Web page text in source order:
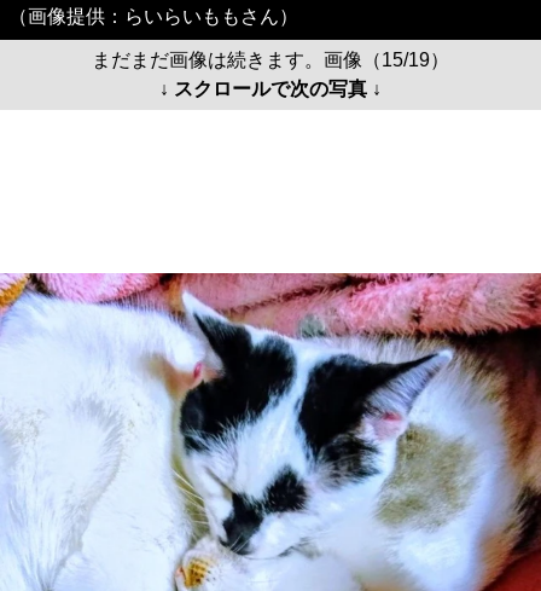
（画像提供：らいらいももさん）
まだまだ画像は続きます。画像（15/19）
↓ スクロールで次の写真 ↓